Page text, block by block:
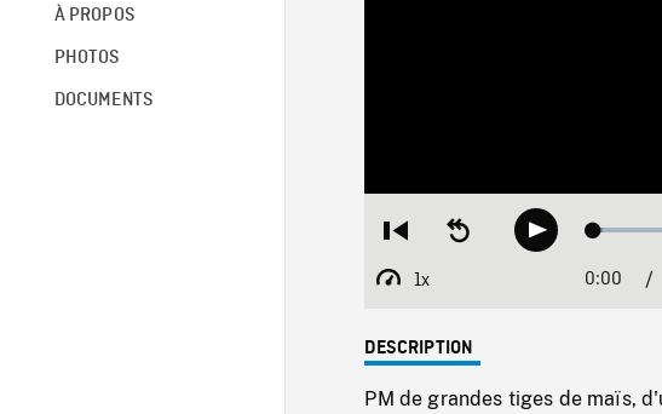
À PROPOS
PHOTOS
DOCUMENTS
Restart
beginning
Seek
backwardPlay Loaded:
1x
Playback
Current
0:00 /
DESCRIPTION
PM de grandes tiges de maïs,